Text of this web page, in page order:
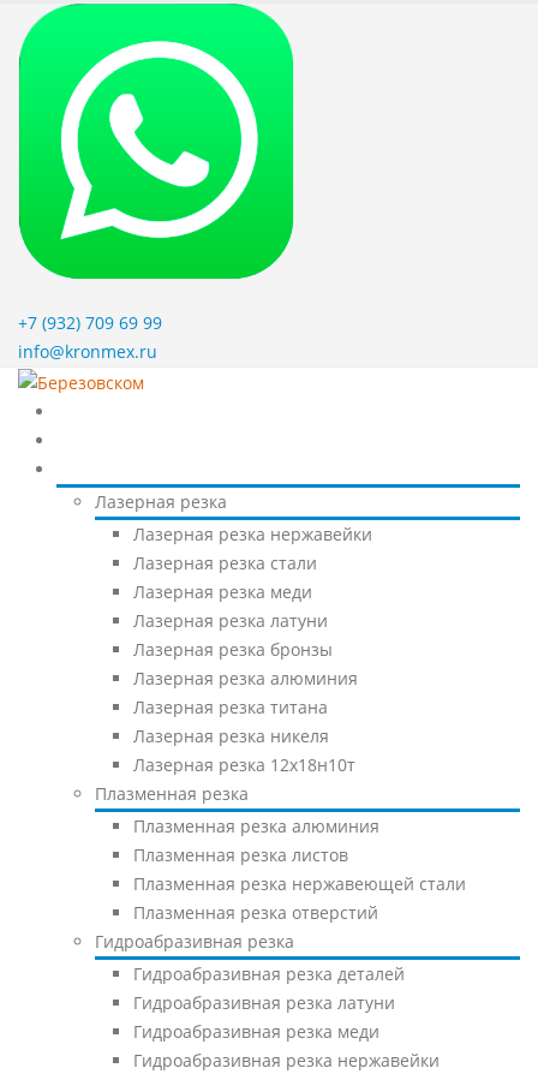
+7 (932) 709 69 99
info@kronmex.ru
Лазерная резка
Лазерная резка нержавейки
Лазерная резка стали
Лазерная резка меди
Лазерная резка латуни
Лазерная резка бронзы
Лазерная резка алюминия
Лазерная резка титана
Лазерная резка никеля
Лазерная резка 12х18н10т
Плазменная резка
Плазменная резка алюминия
Плазменная резка листов
Плазменная резка нержавеющей стали
Плазменная резка отверстий
Гидроабразивная резка
Гидроабразивная резка деталей
Гидроабразивная резка латуни
Гидроабразивная резка меди
Гидроабразивная резка нержавейки